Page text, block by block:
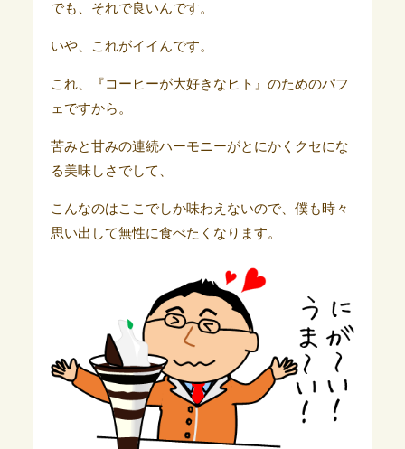
でも、それで良いんです。
いや、これがイイんです。
これ、『コーヒーが大好きなヒト』のためのパフ
ェですから。
苦みと甘みの連続ハーモニーがとにかくクセにな
る美味しさでして、
こんなのはここでしか味わえないので、僕も時々
思い出して無性に食べたくなります。